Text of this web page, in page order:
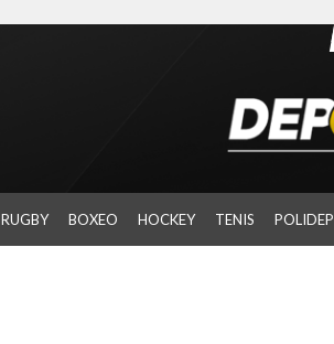
RUGBY BOXEO HOCKEY TENIS